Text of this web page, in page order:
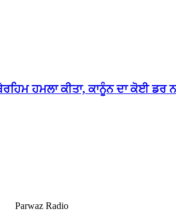
ਹਮਲਾ ਕੀਤਾ, ਕਾਨੂੰਨ ਦਾ ਕੋਈ ਡਰ
Parwaz Radio